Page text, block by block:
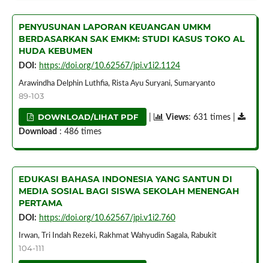
PENYUSUNAN LAPORAN KEUANGAN UMKM
BERDASARKAN SAK EMKM: STUDI KASUS TOKO AL
HUDA KEBUMEN
DOI: https://doi.org/10.62567/jpi.v1i2.1124
Arawindha Delphin Luthfia, Rista Ayu Suryani, Sumaryanto
89-103
DOWNLOAD/LIHAT PDF Views: 631 times |
Download : 486 times
EDUKASI BAHASA INDONESIA YANG SANTUN DI
MEDIA SOSIAL BAGI SISWA SEKOLAH MENENGAH
PERTAMA
DOI: https://doi.org/10.62567/jpi.v1i2.760
Irwan, Tri Indah Rezeki, Rakhmat Wahyudin Sagala, Rabukit
104-111